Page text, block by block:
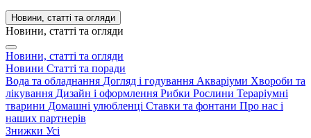
Новини, статті та огляди
Новини, статті та огляди
Новини, статті та огляди
Новини Статті та поради
Вода та обладнання Догляд і годування Акваріуми Хвороби та
лікування Дизайн і оформлення Рибки Рослини Тераріумні
тварини Домашні улюбленці Ставки та фонтани Про нас і
наших партнерів
Знижки Усі